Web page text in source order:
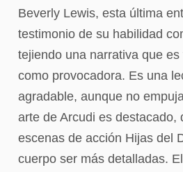
Beverly Lewis, esta última
testimonio de su habilidad
tejiendo una narrativa que
como provocadora. Es una
agradable, aunque no
arte de Arcudi es destacado,
escenas de acción Hijas del
cuerpo ser más detalladas.